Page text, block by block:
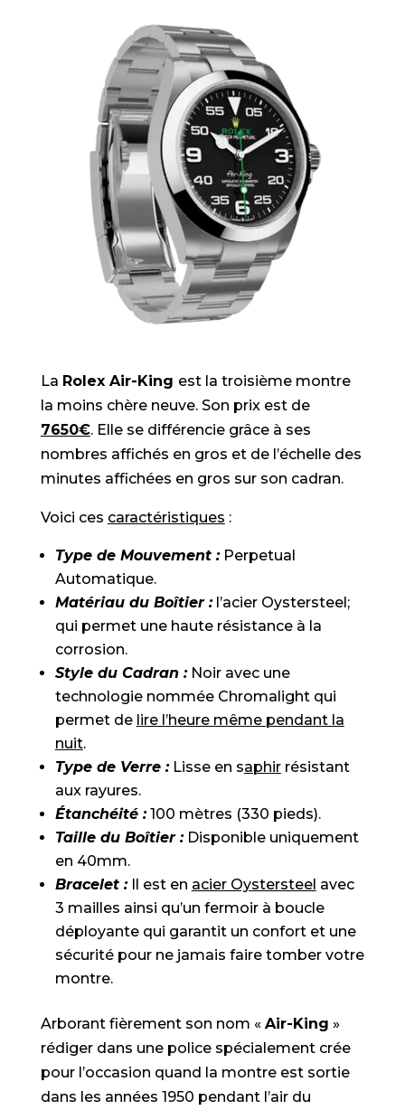
La Rolex Air-King est la troisième montre
la moins chère neuve. Son prix est de
7650€. Elle se différencie grâce à ses
nombres affichés en gros et de l’échelle des
minutes affichées en gros sur son cadran.
Voici ces caractéristiques :
Type de Mouvement :Perpetual
Automatique.
Matériau du Boîtier :l’acier Oystersteel;
qui permet une haute résistance à la
corrosion.
Style du Cadran :Noir avec une
technologie nommée Chromalight qui
permet de lire l’heure même pendant la
nuit.
Type de Verre :Lisse en saphirrésistant
aux rayures.
Étanchéité :100 mètres (330 pieds).
Taille du Boîtier :Disponible uniquement
en 40mm.
Bracelet :Il est en acier Oystersteel avec
3 mailles ainsi qu’un fermoir à boucle
déployante qui garantit un confort et une
sécurité pour ne jamais faire tomber votre
montre.
Arborant fièrement son nom « Air-King »
rédiger dans une police spécialement crée
pour l’occasion quand la montre est sortie
dans les années 1950 pendant l’air du